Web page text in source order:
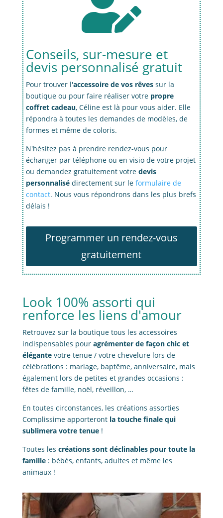
Conseils, sur-mesure et
devis personnalisé gratuit
Pour trouver l'accessoire de vos rêvessur la
boutique ou pour faire réaliser votre propre
coffret cadeau, Céline est là pour vous aider. Elle
répondra à toutes les demandes de modèles, de
formes et même de coloris.
N'hésitez pas à prendre rendez-vous pour
échanger par téléphone ou en visio de votre projet
ou demandez gratuitement votre devis
personnalisédirectement sur le formulaire de
contact. Nous vous répondrons dans les plus brefs
délais !
Programmer un rendez-vous
gratuitement
Look 100% assorti qui
renforce les liens d'amour
Retrouvez sur la boutique tous les accessoires
indispensables pouragrémenter de façon chic et
élégantevotre tenue / votre chevelure lors de
célébrations : mariage, baptême, anniversaire, mais
également lors de petites et grandes occasions :
fêtes de famille, noël, réveillon, …
En toutes circonstances, les créations assorties
Complissime apporteront la touche finale qui
sublimera votre tenue !
Toutes les créations sont déclinables pour toute la
famille: bébés, enfants, adultes et même les
animaux !